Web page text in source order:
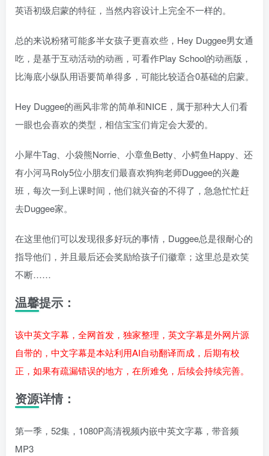
英语初级启蒙的特征，当然内容设计上完全不一样的。
总的来说粉猪可能多半女孩子更喜欢些，Hey Duggee男女通
吃，是基于互动活动的动画，可看作Play School的动画版，
比海底小纵队用语要简单得多，可能比较适合0基础的启蒙。
Hey Duggee的画风非常的简单和NICE，属于那种大人们看
一眼也会喜欢的类型，相信宝宝们肯定会大爱的。
小犀牛Tag、小袋熊Norrie、小章鱼Betty、小鳄鱼Happy、还
有小河马Roly5位小朋友们最喜欢狗狗老师Duggee的兴趣
班，每次一到上课时间，他们就兴奋的不得了，急急忙忙赶
去Duggee家。
在这里他们可以发现很多好玩的事情，Duggee总是很耐心的
指导他们，并且最后还会奖励给孩子们徽章；这里总是欢笑
不断……
温馨提示：
该中英文字幕，全网首发，独家整理，英文字幕是外网片源
自带的，中文字幕是本站利用AI自动翻译而成，后期有校
正，如果有疏漏错误的地方，在所难免，后续会持续完善。
资源详情：
第一季，52集，1080P高清视频内嵌中英文字幕，带音频
MP3